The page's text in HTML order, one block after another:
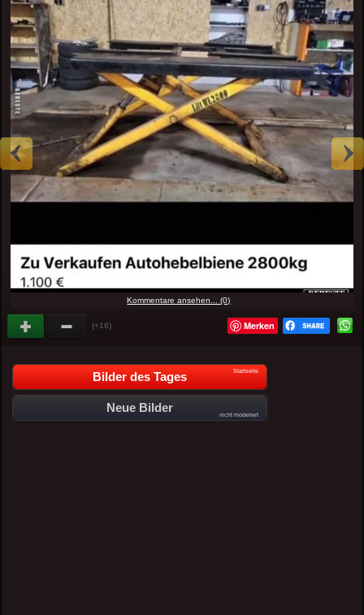
Kommentare ansehen... (0)
(+16) Merken
Bilder des Tages Startseite
Neue Bilder
nicht moderiert